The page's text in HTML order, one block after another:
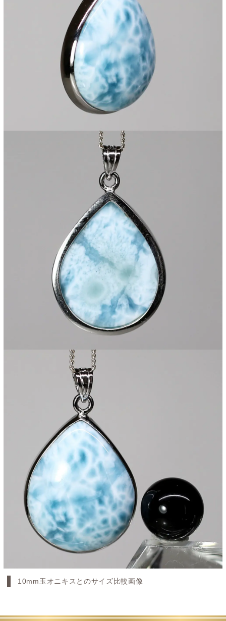
10mm玉オニキスとのサイズ比較画像